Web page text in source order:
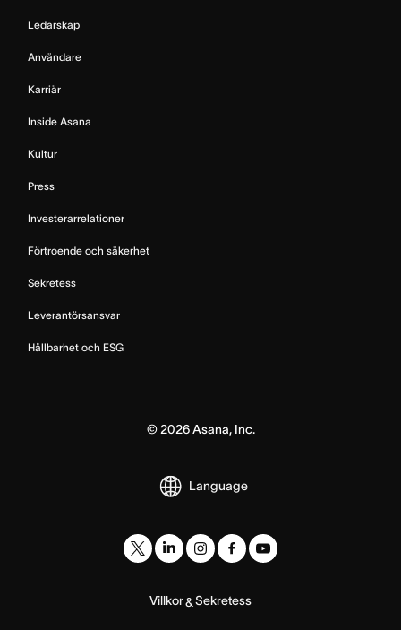
Ledarskap
Användare
Karriär
Inside Asana
Kultur
Press
Investerarrelationer
Förtroende och säkerhet
Sekretess
Leverantörsansvar
Hållbarhet och ESG
© 2026Asana, Inc.
Language
Villkor&Sekretess